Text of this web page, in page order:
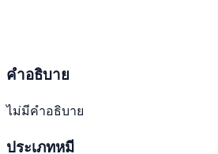
คำอธิบาย
ไม่มีคำอธิบาย
ประเภทหมี